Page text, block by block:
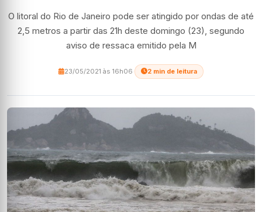
O litoral do Rio de Janeiro pode ser atingido por ondas de até
2,5 metros a partir das 21h deste domingo (23), segundo
aviso de ressaca emitido pela M
23/05/2021 às 16h06 2 min de leitura